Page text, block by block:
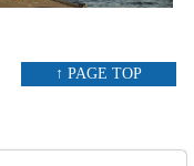
↑ PAGE TOP